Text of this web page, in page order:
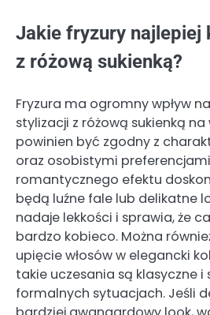
Jakie fryzury najlepiej
z różową sukienką?
Fryzura ma ogromny wpływ
stylizacji z różową sukienką
powinien być zgodny z
oraz osobistymi
romantycznego efektu
będą luźne fale lub delikatne
nadaje lekkości i sprawia, że
bardzo kobieco. Można
upięcie włosów w elegancki
takie uczesania są klasyczne i
formalnych sytuacjach. Jeśli